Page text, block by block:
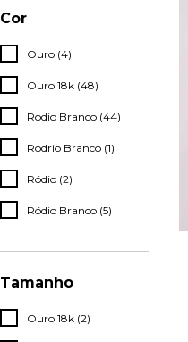
Cor
Ouro (4)
Ouro 18k (48)
Rodio Branco (44)
Rodrio Branco (1)
Ródio (2)
Ródio Branco (5)
Tamanho
Ouro 18k (2)